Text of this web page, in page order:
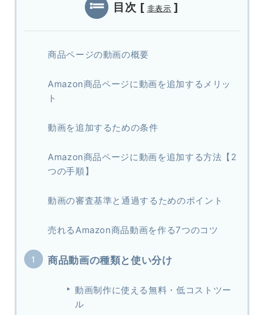
目次 [ 非表示 ]
商品ページの動画の概要
Amazon商品ページに動画を追加するメリッ
ト
動画を追加するための条件
Amazon商品ページに動画を追加する方法【2
つの手順】
動画の審査基準と通過するためのポイント
売れるAmazon商品動画を作る7つのコツ
商品動画の種類と使い分け
動画制作に使える無料・低コストツー
ル